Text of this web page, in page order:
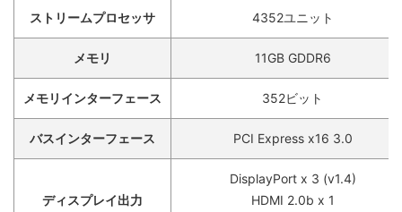
ストリームプロセッサ 4352ユニット
メモリ 11GB GDDR6
メモリインターフェース 352ビット
バスインターフェース PCI Express x16 3.0
ディスプレイ出力
DisplayPort x 3 (v1.4)
HDMI 2.0b x 1